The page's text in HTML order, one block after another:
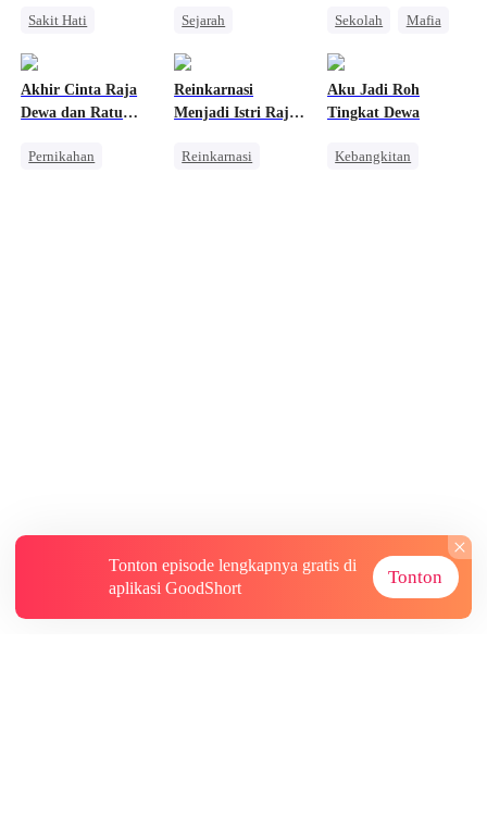
Sakit Hati
Salah Paham
Sejarah
Benci
Sekolah
Mafia
Akhir Cinta Raja
Dewa dan Ratu
Pernikahan
Reinkarnasi
Menjadi Istri Raja
Reinkarnasi
Aku Jadi Roh
Tingkat Dewa
Kebangkitan
Tonton episode lengkapnya gratis di
aplikasi GoodShort
Tonton